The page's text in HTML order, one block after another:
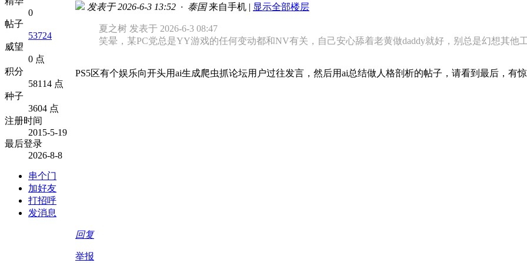
0
帖子
53724
威望
0 点
积分
58114 点
种子
3604 点
注册时间
2015-5-19
最后登录
2026-8-8
串个门
加好友
打招呼
发消息
发表于 2026-6-3 13:52 · 泰国 来自手机 | 显示全部楼层
夏之树 发表于 2026-6-3 08:47
笑晕，某PC党总是YY游戏的任何变动都和NV有关，自己安心舔着老黄做daddy就好，别总是幻想其他
PS5区有个娱乐向开头用ai生成爬虫抓论坛用户过往发言，然后用ai总结做人格剖析的帖子，请看到最后，有惊
回复
举报